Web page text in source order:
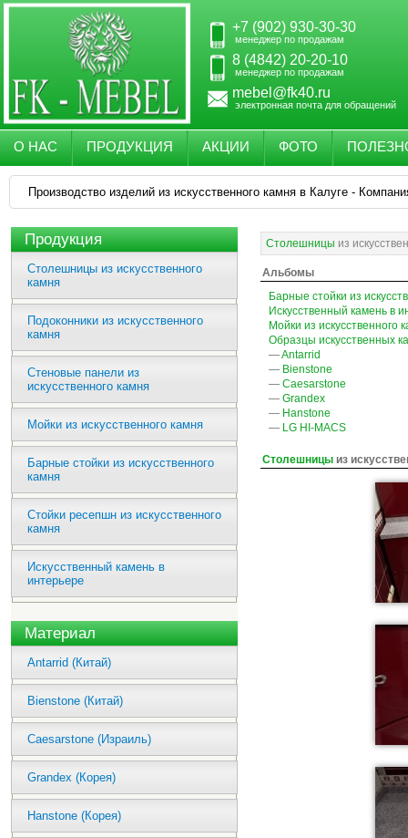
+7 (902) 930-30-30
менеджер по продажам
8 (4842) 20-20-10
менеджер по продажам
mebel@fk40.ru
электронная почта для обращений
О НАС ПРОДУКЦИЯ АКЦИИ ФОТО
Производство изделий из искусственного камня в Калуге -
Продукция
Столешницы из искусственного
камня
Подоконники из искусственного
камня
Стеновые панели из
искусственного камня
Мойки из искусственного камня
Барные стойки из искусственного
камня
Стойки ресепшн из искусственного
камня
Искусственный камень в
интерьере
Материал
Antarrid (Китай)
Bienstone (Китай)
Caesarstone (Израиль)
Grandex (Корея)
Hanstone (Корея)
Столешницы из
Альбомы
Барные стойки из
Искусственный камень в
Мойки из искусственного
Образцы искусственных
—Antarrid
— Bienstone
— Caesarstone
— Grandex
— Hanstone
— LG HI-MACS
Столешницы из